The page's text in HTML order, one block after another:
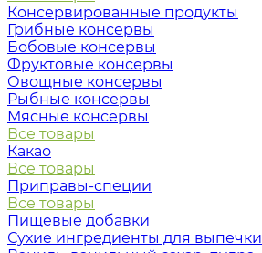
Консервированные продукты
Грибные консервы
Бобовые консервы
Фруктовые консервы
Овощные консервы
Рыбные консервы
Мясные консервы
Все товары
Какао
Все товары
Приправы-специи
Все товары
Пищевые добавки
Сухие ингредиенты для выпечки